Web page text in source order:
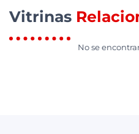
Vitrinas
No se